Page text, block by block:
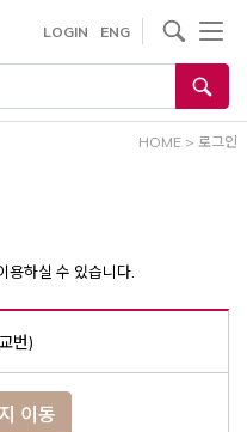
LOGIN ENG
HOME > 로그인
용하실 수 있습니다.
번)
이동